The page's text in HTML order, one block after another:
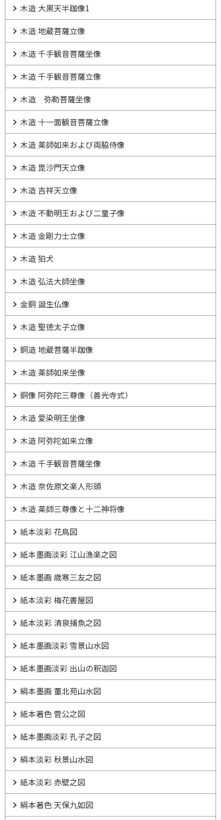
木造 大黒天半跏像1
木造 地蔵菩薩立像
木造 千手観音菩薩坐像
木造 千手観音菩薩立像
木造 弥勒菩薩坐像
木造 十一面観音菩薩立像
木造 薬師如来および両脇侍像
木造 毘沙門天立像
木造 吉祥天立像
木造 不動明王および二童子像
木造 金剛力士立像
木造 狛犬
木造 弘法大師坐像
金銅 誕生仏像
木造 聖徳太子立像
銅造 地蔵菩薩半跏像
木造 薬師如来坐像
銅像 阿弥陀三尊像（善光寺式）
木造 愛染明王坐像
木造 阿弥陀如来立像
木造 千手観音菩薩坐像
木造 奈佐原文楽人形頭
木造 薬師三尊像と十二神将像
紙本淡彩 花鳥図
紙本墨画淡彩 江山漁楽之図
紙本墨画 歳寒三友之図
紙本淡彩 梅花書屋図
紙本淡彩 清泉捕魚之図
紙本墨画淡彩 雪景山水図
紙本墨画淡彩 出山の釈迦図
絹本墨画 董北苑山水図
紙本著色 菅公之図
紙本墨画淡彩 孔子之図
絹本淡彩 秋景山水図
紙本淡彩 赤壁之図
絹本著色 天保九如図